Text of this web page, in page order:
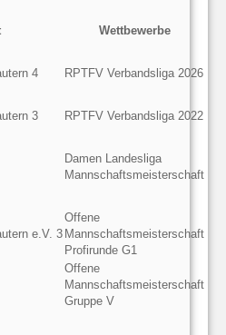
Wettbewerbe
4 RPTFV Verbandsliga 2026
3 RPTFV Verbandsliga 2022
Damen Landesliga
Mannschaftsmeisterschaft
e.V. 3
Offene
Mannschaftsmeisterschaft
Profirunde G1
Offene
Mannschaftsmeisterschaft
Gruppe V